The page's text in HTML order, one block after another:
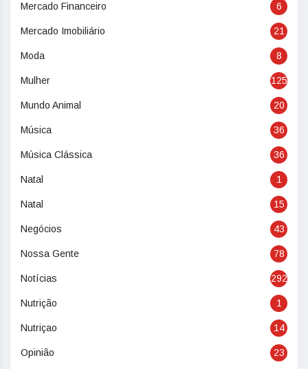
Mercado Financeiro 6
Mercado Imobiliário 21
Moda 8
Mulher 125
Mundo Animal 20
Música 36
Música Clássica 36
Natal 1
Natal 15
Negócios 43
Nossa Gente 78
Notícias 292
Nutrição 1
Nutriçao 14
Opinião 23